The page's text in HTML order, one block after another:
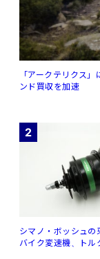
「アークテリクス
ンド買収を加速
2
シマノ・ボッシュ
バイク変速機、トル